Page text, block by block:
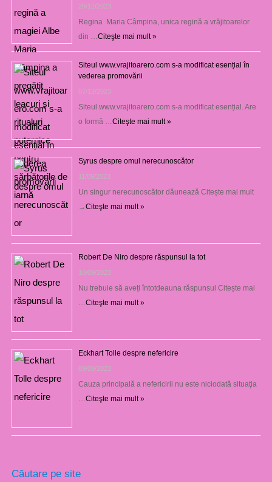
26/12/2023
Regina Maria Câmpina, unica regină a vrăjitoarelor
din … Citeşte mai mult »
Siteul www.vrajitoarero.com s-a modificat esențial în
vederea promovării
07/12/2023
Siteul www.vrajitoarero.com s-a modificat esențial. Are
o formă … Citeşte mai mult »
Syrus despre omul nerecunoscător
11/09/2023
Un singur nerecunoscător dăunează Citește mai mult
→Citeşte mai mult »
Robert De Niro despre răspunsul la tot
10/09/2023
Nu trebuie să aveți întotdeauna răspunsul Citește mai
Citeşte mai mult »
Eckhart Tolle despre nefericire
09/09/2023
Cauza principală a nefericirii nu este niciodată situaţia
Citeşte mai mult »
Căutare pe site